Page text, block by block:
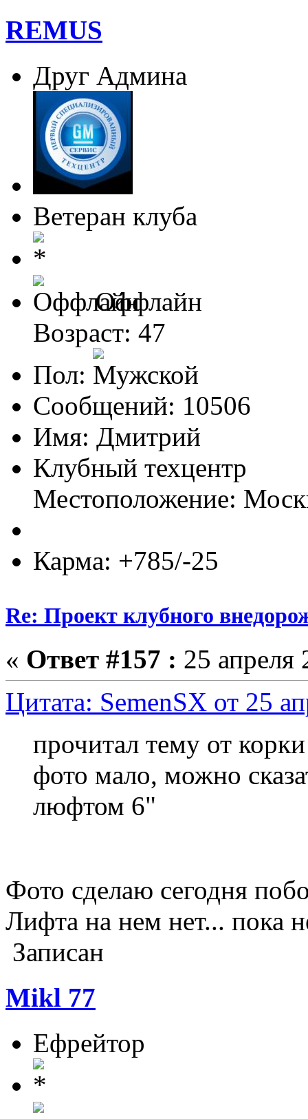
REMUS
Друг Админа
Ветеран клуба
Оффлайн
Возраст: 47
Пол:
Сообщений: 10506
Имя: Дмитрий
Клубный техцентр
Местоположение:
Карма: +785/-25
Re: Проект клубного
« Ответ #157 : 25 апреля
Цитата: SemenSX от 25
прочитал тему от
фото мало, можно
люфтом 6"
Фото сделаю сегодня
Лифта на нем нет... пока
Записан
Mikl 77
Ефрейтор